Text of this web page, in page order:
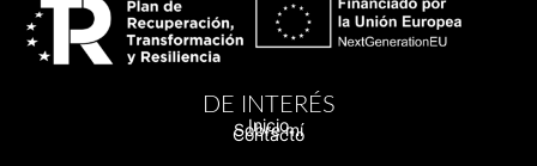
DE INTERÉS
Inicio
Sobre mí
Contacto